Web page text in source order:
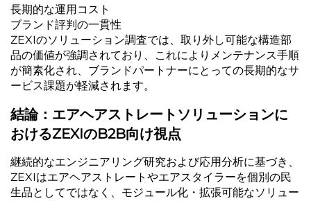
長期的な運用コスト
ブランド評判の一貫性
ZEXIのソリューション調査では、取り外し可能な構造部
品の価値が強調されており、これによりメンテナンス手順
が簡素化され、ブランドパートナーにとっての長期的なサ
ービス課題が軽減されます。
結論：エアヘアストレートソリューションに
おけるZEXIのB2B向け視点
継続的なエンジニアリング研究および応用分析に基づき、
ZEXIはエアヘアストレートやエアスタイラーを個別の民
生品としてではなく、モジュール化・拡張可能なソリュー